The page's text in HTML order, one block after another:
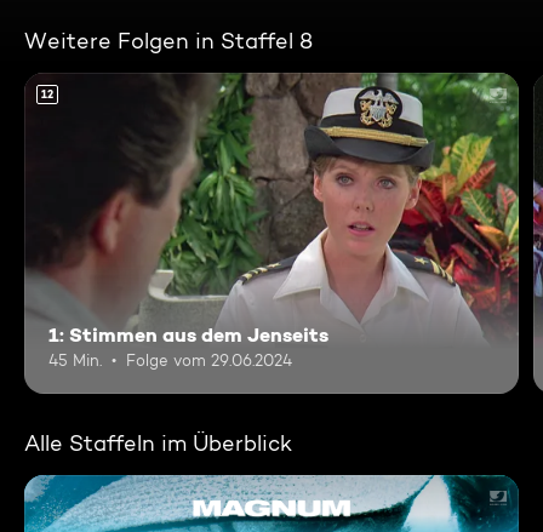
Weitere Folgen in Staffel 8
12
1: Stimmen aus dem Jenseits
45 Min. Folge vom 29.06.2024
Alle Staffeln im Überblick